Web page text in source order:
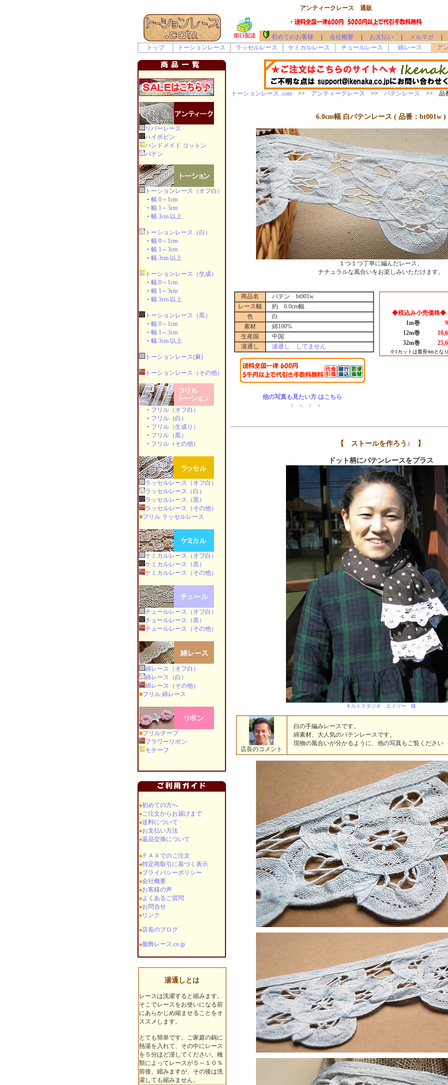
アンティークレース 通販
初めてのお客様 会社概要| お支払い| メルマガ|
トップ
トーションレース ラッセルレース ケミカルレース チュールレース 綿レース ア
リバーレース
ハイボビン
ハンドメイド コットン
バテン
トーションレース（オフ白）
・ 幅 0～1cm
・ 幅 1～3cm
・ 幅 3cm 以上
トーションレース（白）
・ 幅 0～1cm
・ 幅 1～3cm
・ 幅 3cm 以上
トーションレース（生成）
・ 幅 0～1cm
・ 幅 1～3cm
・ 幅 3cm 以上
トーションレース（黒）
・ 幅 0～1cm
・ 幅 1～3cm
・ 幅 3cm 以上
トーションレース(麻)
トーションレース（その他）
・ フリル（オフ白）
・ フリル（白）
・ フリル（生成り）
・ フリル（黒）
・ フリル（その他）
ラッセルレース（オフ白）
ラッセルレース（白）
ラッセルレース（黒）
ラッセルレース（その他）
■フリル ラッセルレース
ケミカルレース（オフ白）
ケミカルレース（黒）
ケミカルレース（その他）
チュールレース（オフ白）
チュールレース（黒）
チュールレース（その他）
綿レース（オフ白）
綿レース（白）
綿レース（その他）
■フリル 綿レース
■フリルテープ
フラワーリボン
モチーフ
■初めての方へ
■ご注文からお届けまで
■送料について
■お支払い方法
■返品交換について
■ＦＡＸでのご注文
■特定商取引に基づく表示
■プライバシーポリシー
■会社概要
■お客様の声
■よくあるご質問
■お問合せ
■リンク
■店長のブログ
■服飾レース.co.jp
湯通しとは
レースは洗濯すると縮みます。
そこでレースをお使いになる前
にあらかじめ縮ませることをオ
ススメします。
とても簡単です。ご家庭の鍋に
熱湯を入れて、その中にレース
を５分ほど浸してください。種
類によってレースが５～１０％
前後、縮みますが、その後は洗
濯しても縮みません。
トーションレース .com>> アンティークレース >> バテンレース >> 品
6.0cm幅 白バテンレース ( 品番：bt001w )
１つ１つ丁寧に編んだレース、
ナチュラルな風合いをお楽しみいただけます。
商品名
バテン bt001w
レース幅
約 6.0cm幅
色
白
素材
綿100%
生産国
中国
湯通し
湯通し してません
◆税込み小売価格◆
1m巻
12m巻
32m巻
※1カットは最長4mとな
他の写真も見たい方 はこちら
↓ ↓ ↓ ↓
【 ストールを作ろう♪ 】
ドット柄にバテンレースをプラス
キルトスタジオ エイツー 様
店長のコメント
白の手編みレースです。
綿素材、大人気のバテンレースです。
現物の風合いが分かるように、他の写真もご覧くださ